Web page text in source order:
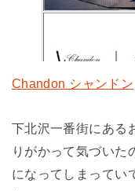
Chandon シャンドン
下北沢一番街にある
りがかって気づいた
になってしまってい